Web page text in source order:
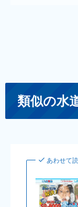
類似の水
あわせて